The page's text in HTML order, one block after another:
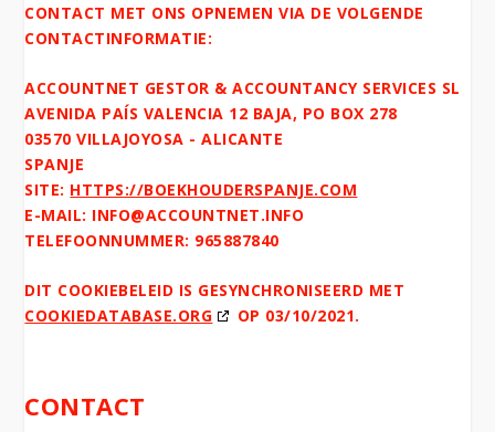
CONTACT MET ONS OPNEMEN VIA DE VOLGENDE
CONTACTINFORMATIE:
ACCOUNTNET GESTOR & ACCOUNTANCY SERVICES SL
AVENIDA PAÍS VALENCIA 12 BAJA, PO BOX 278
03570 VILLAJOYOSA - ALICANTE
SPANJE
SITE: HTTPS://BOEKHOUDERSPANJE.COM
E-MAIL: INFO@ACCOUNTNET.INFO
TELEFOONNUMMER: 965887840
DIT COOKIEBELEID IS GESYNCHRONISEERD MET
COOKIEDATABASE.ORG
OP 03/10/2021.
CONTACT